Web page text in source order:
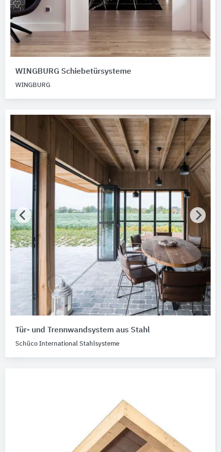
WINGBURG Schiebetürsysteme
WINGBURG
Tür- und Trennwandsystem aus Stahl
Schüco International Stahlsysteme